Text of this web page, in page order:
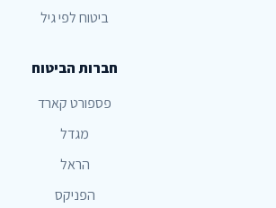
ביטוח לפי גיל
חברות הביטוח
פספורט קארד
מגדל
הראל
הפניקס